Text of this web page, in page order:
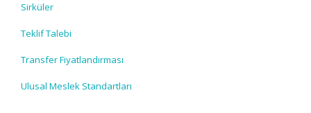
Sirküler
Teklif Talebi
Transfer Fiyatlandırması
Ulusal Meslek Standartları